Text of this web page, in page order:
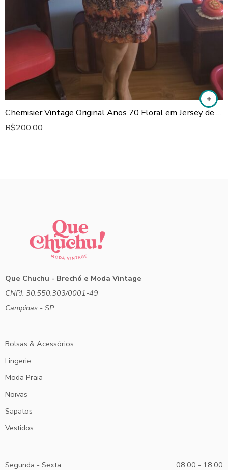
Chemisier Vintage Original Anos 70 Floral em Jersey de Poliamida
R$200.00
Que Chuchu - Brechó e Moda Vintage
CNPJ: 30.550.303/0001-49
Campinas - SP
Bolsas & Acessórios
Lingerie
Moda Praia
Noivas
Sapatos
Vestidos
Segunda - Sexta 08:00 - 18:00